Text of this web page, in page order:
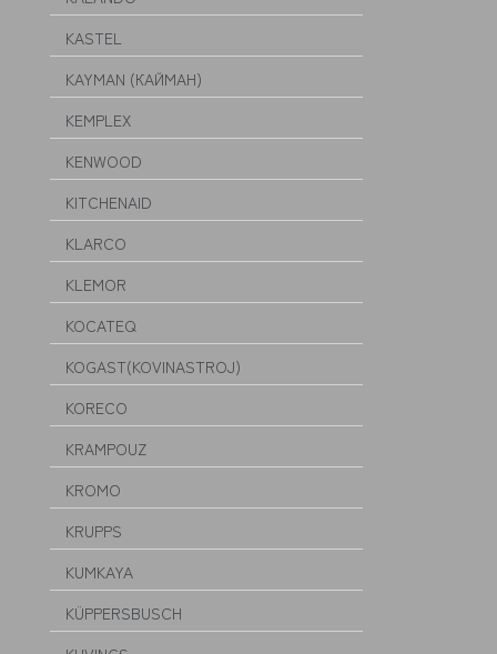
KASTEL
KAYMAN (КАЙМАН)
KEMPLEX
KENWOOD
KITCHENAID
KLARCO
KLEMOR
KOCATEQ
KOGAST(KOVINASTROJ)
KORECO
KRAMPOUZ
KROMO
KRUPPS
KUMKAYA
KÜPPERSBUSCH